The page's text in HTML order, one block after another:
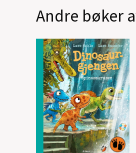
Andre bøker